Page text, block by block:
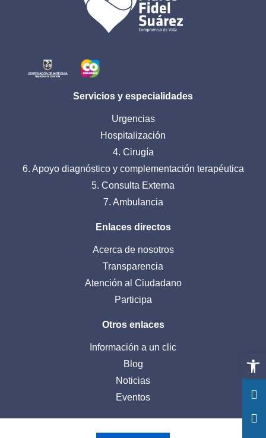
Abrir
Servicios y especialidades
Urgencias
Hospitalización
4. Cirugía
6. Apoyo diagnóstico y complementación terapéutica
5. Consulta Externa
7. Ambulancia
Enlaces directos
Acerca de nosotros
Transparencia
Atención al Ciudadano
Participa
Otros enlaces
Información a un clic
Blog
Noticias
Eventos